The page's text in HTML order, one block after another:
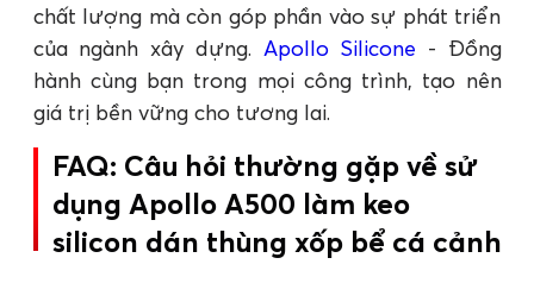
chất lượng mà còn góp phần vào sự phát triển
của ngành xây dựng. Apollo Silicone - Đồng
hành cùng bạn trong mọi công trình, tạo nên
giá trị bền vững cho tương lai.
FAQ: Câu hỏi thường gặp về sử
dụng Apollo A500 làm keo
silicon dán thùng xốp bể cá cảnh